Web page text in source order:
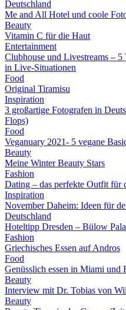
Deutschland
Me and All Hotel und coole
Beauty
Vitamin C für die Haut
Entertainment
Clubhouse und Livestreams –
in Live-Situationen
Food
Original Tiramisu
Inspiration
3 großartige Fotografen in
Flops)
Food
Veganuary 2021- 5 vegane
Beauty
Meine Winter Beauty Stars
Fashion
Dating – das perfekte Outfit für
Inspiration
November Daheim: Ideen für
Deutschland
Hoteltipp Dresden – Bülow
Fashion
Griechisches Essen auf Andros
Food
Genüsslich essen in Miami und
Beauty
Interview mit Dr. Tobias von
Beauty